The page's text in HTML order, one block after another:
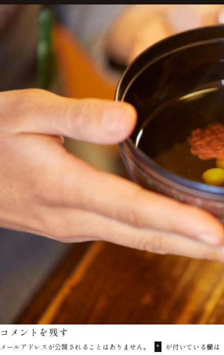
コメントを残す
メールアドレスが公開されることはありません。 *
が付いている欄は